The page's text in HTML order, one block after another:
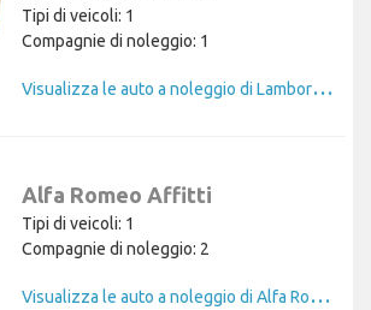
Tipi di veicoli: 1
Compagnie di noleggio: 1
V
isualizza le auto a noleggio di Lamborghini
Alfa Romeo Affitti
Tipi di veicoli: 1
Compagnie di noleggio: 2
V
isualizza le auto a noleggio di Alfa Romeo